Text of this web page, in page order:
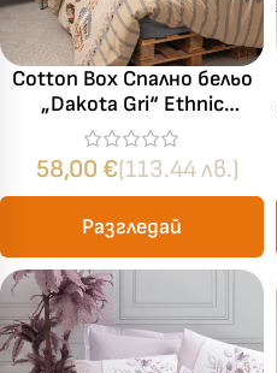
Cotton Box Спално бельо
„Dakota Gri“ Ethnic
Ranforce – 100% памук –
4 части – за спалня
58,00 €(113.44 лв.)
Разгледай